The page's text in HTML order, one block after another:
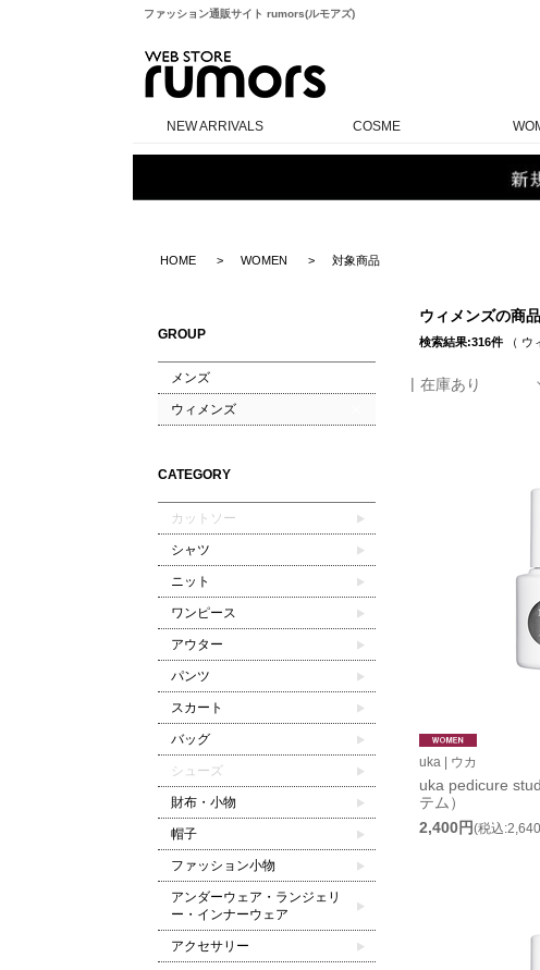
ファッション通販サイト rumors(ルモアズ)
NEW ARRIVALS COSME
HOME WOMEN 対象商品
GROUP
メンズ
ウィメンズ
CATEGORY
カットソー
シャツ
ニット
ワンピース
アウター
パンツ
スカート
バッグ
シューズ
財布・小物
帽子
ファッション小物
アンダーウェア・ランジェリ
ー・インナーウェア
アクセサリー
ウィメンズの商
検索結果:316件（ ウ
在庫あり
uka | ウカ
uka pedicure
テム）
2,400円(税込